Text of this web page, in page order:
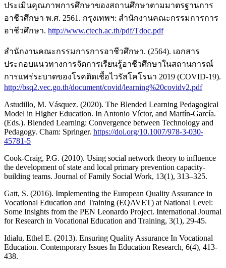
ประเมินคุณภาพการศึกษาของสถานศึกษาตามมาตรฐานการ
อาชีวศึกษา พ.ศ. 2561. กรุงเทพฯ: สำนักงานคณะกรรมการการ
อาชีวศึกษา. http://www.ctech.ac.th/pdf/Tdoc.pdf
สำนักงานคณะกรรมการการอาชีวศึกษา. (2564). เอกสาร
ประกอบแนวทางการจัดการเรียนรู้อาชีวศึกษาในสถานการณ์
การแพร่ระบาดของโรคติดเชื้อไวรัสโคโรนา 2019 (COVID-19).
http://bsq2.vec.go.th/document/covid/learning%20covidv2.pdf
Astudillo, M. Vásquez. (2020). The Blended Learning Pedagogical
Model in Higher Education. In Antonio Víctor, and Martín-García.
(Eds.). Blended Learning: Convergence between Technology and
Pedagogy. Cham: Springer. https://doi.org/10.1007/978-3-030-
45781-5
Cook-Craig, P.G. (2010). Using social network theory to influence
the development of state and local primary prevention capacity-
building teams. Journal of Family Social Work, 13(1), 313–325.
Gatt, S. (2016). Implementing the European Quality Assurance in
Vocational Education and Training (EQAVET) at National Level:
Some Insights from the PEN Leonardo Project. International Journal
for Research in Vocational Education and Training, 3(1), 29-45.
Idialu, Ethel E. (2013). Ensuring Quality Assurance In Vocational
Education. Contemporary Issues In Education Research, 6(4), 413-
438.